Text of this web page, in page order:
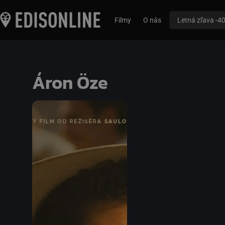
Filmy O nás Letná zľava -
Áron Öze